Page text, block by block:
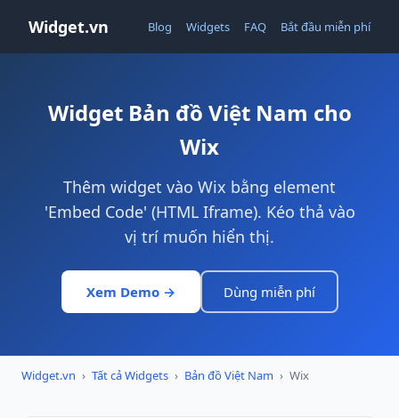
Widget.vn Blog Widgets FAQ Bắt đầu miễn phí
Widget Bản đồ Việt Nam cho
Wix
Thêm widget vào Wix bằng element
'Embed Code' (HTML Iframe). Kéo thả vào
vị trí muốn hiển thị.
Xem Demo → Dùng miễn phí
Widget.vn › Tất cả Widgets › Bản đồ Việt Nam › Wix